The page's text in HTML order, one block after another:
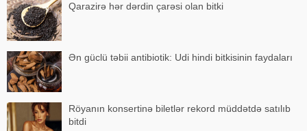
Qarazirə hər dərdin çarəsi olan bitki
Ən güclü təbii antibiotik: Udi hindi bitkisinin faydaları
Röyanın konsertinə biletlər rekord müddətdə satılıb
bitdi